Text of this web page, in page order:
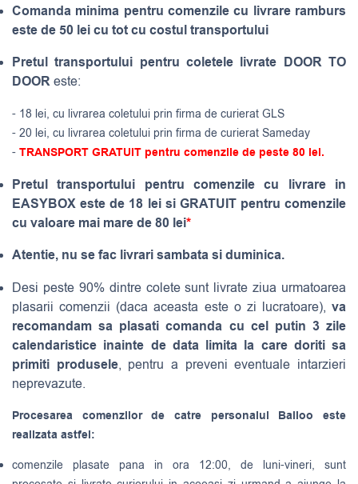
Comanda minima pentru comenzile cu livrare ramburs
este de 50 lei cu tot cu costul transportului
Pretul transportului pentru coletele livrate DOOR TO
DOOReste:
- 18 lei, cu livrarea coletului prin firma de curierat GLS
- 20 lei, cu livrarea coletului prin firma de curierat Sameday
- TRANSPORT GRATUIT pentru comenzile de peste 80 lei.
Pretul transportului pentru comenzile cu livrare in
EASYBOX este de 18 lei si GRATUIT pentru comenzile
cu valoare mai mare de 80 lei*
Atentie, nu se fac livrari sambata si duminica.
Desi peste 90% dintre colete sunt livrate ziua urmatoarea
plasarii comenzii (daca aceasta este o zi lucratoare), va
recomandam sa plasati comanda cu cel putin 3 zile
calendaristice inainte de data limita la care doriti sa
primiti produsele, pentru a preveni eventuale intarzieri
neprevazute.
Procesarea comenzilor de catre personalul Balloo este
realizata astfel:
comenzile plasate pana in ora 12:00, de luni-vineri, sunt